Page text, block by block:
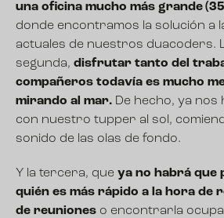
una oficina mucho más grande
donde encontramos la solución a
actuales de nuestros duacoders.
segunda, disfrutar tanto del
compañeros todavía es mucho
mirando al mar. De hecho, ya nos
con nuestro tupper al sol,
sonido de las olas de fondo.
Y la tercera, que ya no habrá que
quién es más rápido a la hora de
de reuniones o encontrarla